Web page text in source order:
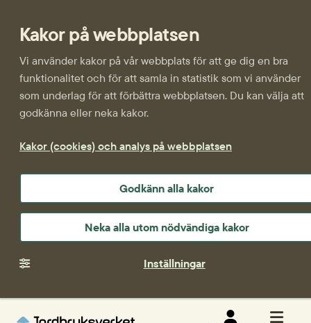
Kakor på webbplatsen
Vi använder kakor på vår webbplats för att ge dig en bra
funktionalitet och för att samla in statistik som vi använder
som underlag för att förbättra webbplatsen. Du kan välja att
godkänna eller neka kakor.
Kakor (cookies) och analys på webbplatsen
Godkänn alla kakor
Neka alla utom nödvändiga kakor
Inställningar